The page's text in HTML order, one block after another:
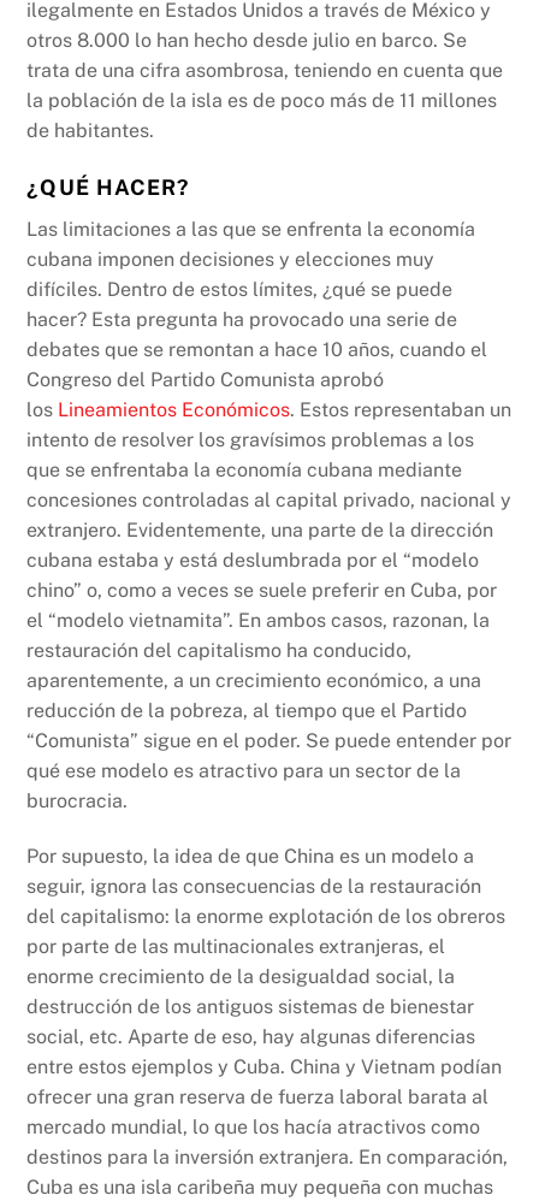
ilegalmente en Estados Unidos a través de México y
otros 8.000 lo han hecho desde julio en barco. Se
trata de una cifra asombrosa, teniendo en cuenta que
la población de la isla es de poco más de 11 millones
de habitantes.
¿QUÉ HACER?
Las limitaciones a las que se enfrenta la economía
cubana imponen decisiones y elecciones muy
difíciles. Dentro de estos límites, ¿qué se puede
hacer? Esta pregunta ha provocado una serie de
debates que se remontan a hace 10 años, cuando el
Congreso del Partido Comunista aprobó
los Lineamientos Económicos. Estos representaban un
intento de resolver los gravísimos problemas a los
que se enfrentaba la economía cubana mediante
concesiones controladas al capital privado, nacional y
extranjero. Evidentemente, una parte de la dirección
cubana estaba y está deslumbrada por el “modelo
chino” o, como a veces se suele preferir en Cuba, por
el “modelo vietnamita”. En ambos casos, razonan, la
restauración del capitalismo ha conducido,
aparentemente, a un crecimiento económico, a una
reducción de la pobreza, al tiempo que el Partido
“Comunista” sigue en el poder. Se puede entender por
qué ese modelo es atractivo para un sector de la
burocracia.
Por supuesto, la idea de que China es un modelo a
seguir, ignora las consecuencias de la restauración
del capitalismo: la enorme explotación de los obreros
por parte de las multinacionales extranjeras, el
enorme crecimiento de la desigualdad social, la
destrucción de los antiguos sistemas de bienestar
social, etc. Aparte de eso, hay algunas diferencias
entre estos ejemplos y Cuba. China y Vietnam podían
ofrecer una gran reserva de fuerza laboral barata al
mercado mundial, lo que los hacía atractivos como
destinos para la inversión extranjera. En comparación,
Cuba es una isla caribeña muy pequeña con muchas